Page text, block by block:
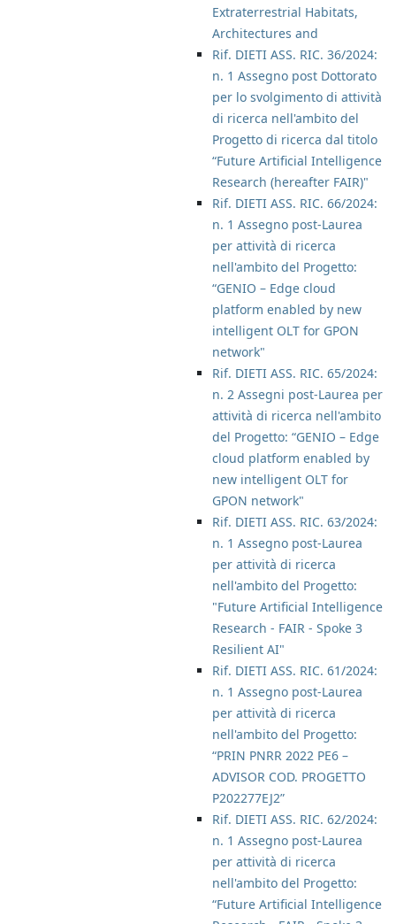
Extraterrestrial Habitats,
Architectures and
Rif. DIETI ASS. RIC. 36/2024:
n. 1 Assegno post Dottorato
per lo svolgimento di attività
di ricerca nell'ambito del
Progetto di ricerca dal titolo
“Future Artificial Intelligence
Research (hereafter FAIR)"
Rif. DIETI ASS. RIC. 66/2024:
n. 1 Assegno post-Laurea
per attività di ricerca
nell'ambito del Progetto:
“GENIO – Edge cloud
platform enabled by new
intelligent OLT for GPON
network"
Rif. DIETI ASS. RIC. 65/2024:
n. 2 Assegni post-Laurea per
attività di ricerca nell'ambito
del Progetto: “GENIO – Edge
cloud platform enabled by
new intelligent OLT for
GPON network"
Rif. DIETI ASS. RIC. 63/2024:
n. 1 Assegno post-Laurea
per attività di ricerca
nell'ambito del Progetto:
"Future Artificial Intelligence
Research - FAIR - Spoke 3
Resilient AI"
Rif. DIETI ASS. RIC. 61/2024:
n. 1 Assegno post-Laurea
per attività di ricerca
nell'ambito del Progetto:
“PRIN PNRR 2022 PE6 –
ADVISOR COD. PROGETTO
P202277EJ2”
Rif. DIETI ASS. RIC. 62/2024:
n. 1 Assegno post-Laurea
per attività di ricerca
nell'ambito del Progetto:
“Future Artificial Intelligence